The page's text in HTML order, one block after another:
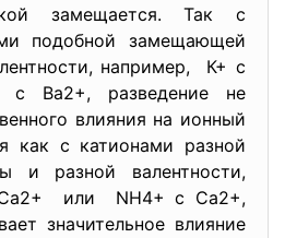
замещается. Так с
подобной замещающей
например, К+ с
Ва2+, разведение не
влияния на ионный
как с катионами разной
и разной валентности,
или NH4+ c Ca2+,
значительное влияние